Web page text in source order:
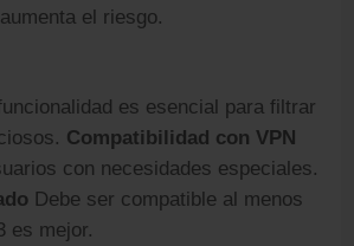
el riesgo.
es esencial para filtrar
Compatibilidad con VPN
con necesidades especiales.
Debe ser compatible al menos
es mejor.